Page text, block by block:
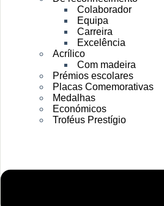
Colaborador
Equipa
Carreira
Excelência
Acrílico
Com madeira
Prémios escolares
Placas Comemorativas
Medalhas
Económicos
Troféus Prestígio